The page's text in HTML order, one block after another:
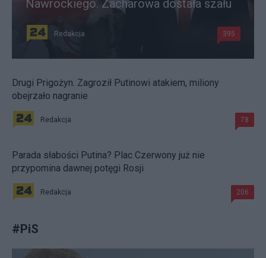
Nawrockiego. Zacharowa dostała szału
Redakcja 395
Drugi Prigożyn. Zagroził Putinowi atakiem, miliony
obejrzało nagranie
Redakcja 78
Parada słabości Putina? Plac Czerwony już nie
przypomina dawnej potęgi Rosji
Redakcja 206
#PiS